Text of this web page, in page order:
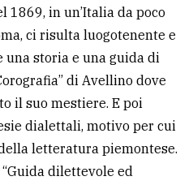
in un’Italia da poco
ci risulta luogotenente e
una storia e una guida di
di Avellino dove
il suo mestiere. E poi
dialettali, motivo per cui
letteratura piemontese.
dilettevole ed